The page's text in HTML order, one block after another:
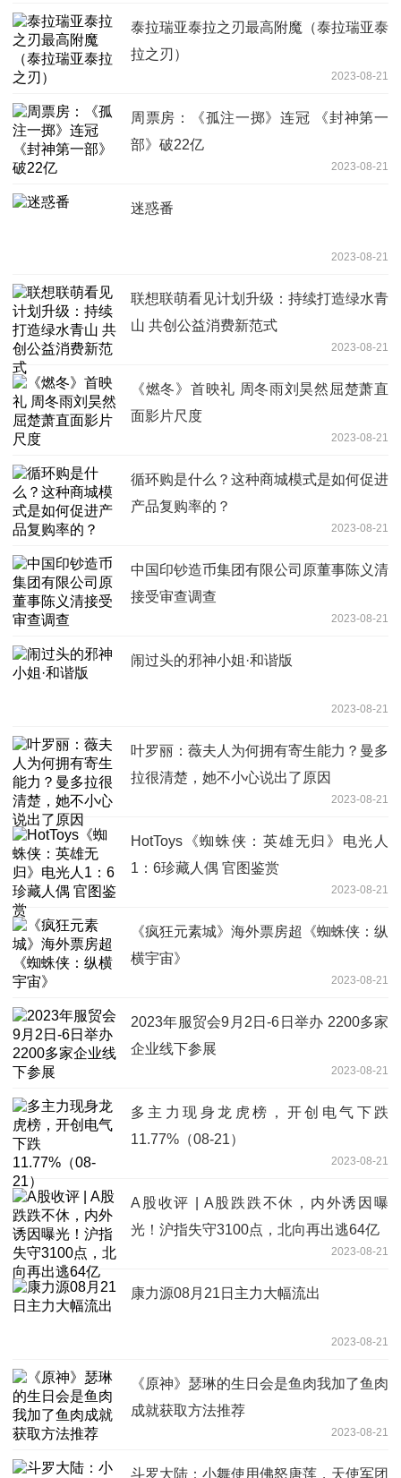
泰拉瑞亚泰拉之刃最高附魔（泰拉瑞亚泰
拉之刃）
2023-08-21
周票房：《孤注一掷》连冠 《封神第一
部》破22亿
2023-08-21
迷惑番
2023-08-21
联想联萌看见计划升级：持续打造绿水青
山 共创公益消费新范式
2023-08-21
《燃冬》首映礼 周冬雨刘昊然屈楚萧直
面影片尺度
2023-08-21
循环购是什么？这种商城模式是如何促进
产品复购率的？
2023-08-21
中国印钞造币集团有限公司原董事陈义清
接受审查调查
2023-08-21
闹过头的邪神小姐·和谐版
2023-08-21
叶罗丽：薇夫人为何拥有寄生能力？曼多
拉很清楚，她不小心说出了原因
2023-08-21
HotToys《蜘蛛侠：英雄无归》电光人
1：6珍藏人偶 官图鉴赏
2023-08-21
《疯狂元素城》海外票房超《蜘蛛侠：纵
横宇宙》
2023-08-21
2023年服贸会9月2日-6日举办 2200多家
企业线下参展
2023-08-21
多主力现身龙虎榜，开创电气下跌
11.77%（08-21）
2023-08-21
A股收评 | A股跌跌不休，内外诱因曝
光！沪指失守3100点，北向再出逃64亿
2023-08-21
康力源08月21日主力大幅流出
2023-08-21
《原神》瑟琳的生日会是鱼肉我加了鱼肉
成就获取方法推荐
2023-08-21
斗罗大陆：小舞使用佛怒唐莲，天使军团